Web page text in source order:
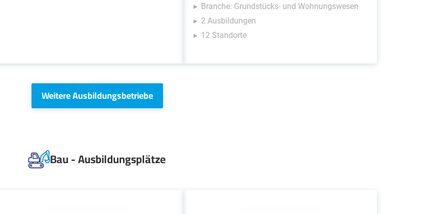
Branche: Grundstücks- und Wohnungswesen
2 Ausbildungen
12 Standorte
Weitere Ausbildungsbetriebe
Bau - Ausbildungsplätze